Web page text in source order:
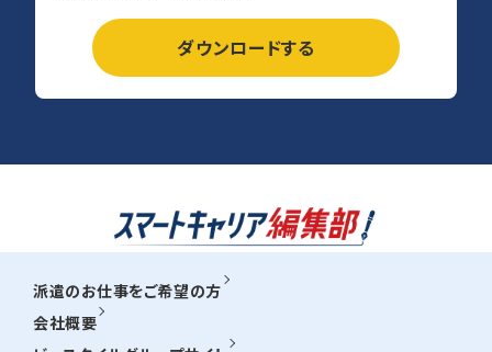
ダウンロードする
派遣のお仕事をご希望の方
会社概要